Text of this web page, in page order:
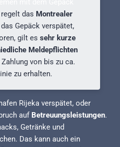
das Montrealer
Gepäck verspätet,
gilt es sehr kurze
Meldepflichten
von bis zu ca.
zu erhalten.
Rijeka verspätet, oder
auf Betreuungsleistungen.
Getränke und
Das kann auch ein